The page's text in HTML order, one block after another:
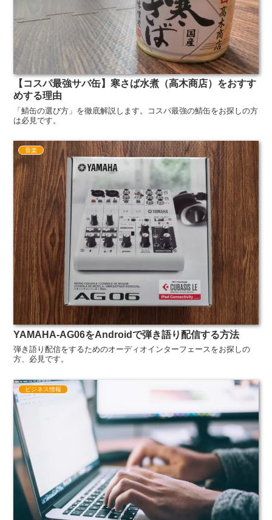
【コスパ最強サバ缶】寒さば水煮（高木商店）をおすす
めする理由
「鯖缶の選び方」を徹底解説します。コスパ最強の鯖缶をお探しの方
は必見です。
音楽
YAMAHA-AG06をAndroidで弾き語り配信する方法
弾き語り配信をするためのオーディオインターフェースをお探しの
方、必見です。
ビジネス情報